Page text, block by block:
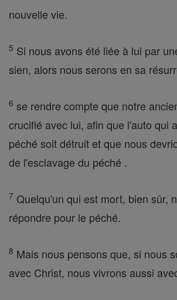
nouvelle vie.
5 Si nous avons été liée à lui par
sien, alors nous serons en sa
6 se rendre compte que notre
crucifié avec lui, afin que l'auto qui
péché soit détruit et que nous
de l'esclavage du péché .
7 Quelqu'un qui est mort, bien sûr,
répondre pour le péché.
8 Mais nous pensons que, si nous
avec Christ, nous vivrons aussi